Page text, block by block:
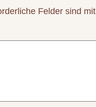
Felder sind mit